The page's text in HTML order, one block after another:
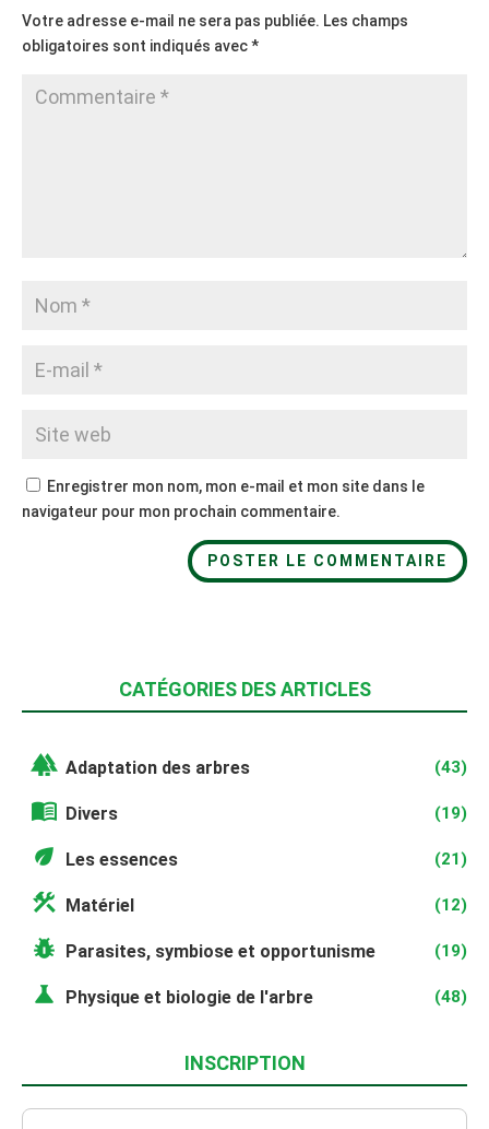
Votre adresse e-mail ne sera pas publiée. Les champs
obligatoires sont indiqués avec*
Enregistrer mon nom, mon e-mail et mon site dans le
navigateur pour mon prochain commentaire.
CATÉGORIES DES ARTICLES
forest Adaptation des arbres (43)
menu_book Divers (19)
eco Les essences (21)
construction Matériel (12)
pest_control Parasites, symbiose et opportunisme (19)
science Physique et biologie de l'arbre (48)
INSCRIPTION